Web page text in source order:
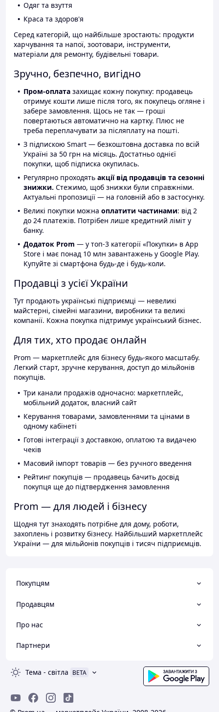
Одяг та взуття
Краса та здоров'я
Серед категорій, що найбільше зростають: продукти
харчування та напої, зоотовари, інструменти,
матеріали для ремонту, будівельні товари.
Зручно, безпечно, вигідно
Пром-оплата захищає кожну покупку: продавець
отримує кошти лише після того, як покупець огляне і
забере замовлення. Щось не так — гроші
повертаються автоматично на картку. Плюс не
треба переплачувати за післяплату на пошті.
З підпискою Smart — безкоштовна доставка по всій
Україні за 50 грн на місяць. Достатньо однієї
покупки, щоб підписка окупилась.
Регулярно проходять акції від продавців та сезонні
знижки. Стежимо, щоб знижки були справжніми.
Актуальні пропозиції — на головній або в застосунку.
Великі покупки можна оплатити частинами: від 2
до 24 платежів. Потрібен лише кредитний ліміт у
банку.
Додаток Prom — у топ-3 категорії «Покупки» в App
Store і має понад 10 млн завантажень у Google Play.
Купуйте зі смартфона будь-де і будь-коли.
Продавці з усієї України
Тут продають українські підприємці — невеликі
майстерні, сімейні магазини, виробники та великі
компанії. Кожна покупка підтримує український бізнес.
Для тих, хто продає онлайн
Prom — маркетплейс для бізнесу будь-якого масштабу.
Легкий старт, зручне керування, доступ до мільйонів
покупців.
Три канали продажів одночасно: маркетплейс,
мобільний додаток, власний сайт
Керування товарами, замовленнями та цінами в
одному кабінеті
Готові інтеграції з доставкою, оплатою та видачею
чеків
Масовий імпорт товарів — без ручного введення
Рейтинг покупців — продавець бачить досвід
покупця ще до підтвердження замовлення
Prom — для людей і бізнесу
Щодня тут знаходять потрібне для дому, роботи,
захоплень і розвитку бізнесу. Найбільший маркетплейс
України — для мільйонів покупців і тисяч підприємців.
Покупцям
Продавцям
Про нас
Партнери
Тема - світла BETA